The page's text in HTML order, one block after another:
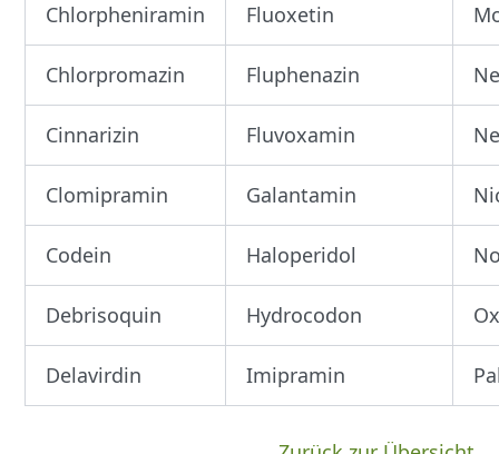
Chlorpheniramin Fluoxetin
Chlorpromazin Fluphenazin
Cinnarizin Fluvoxamin
Clomipramin Galantamin
Codein Haloperidol
Debrisoquin Hydrocodon
Delavirdin Imipramin